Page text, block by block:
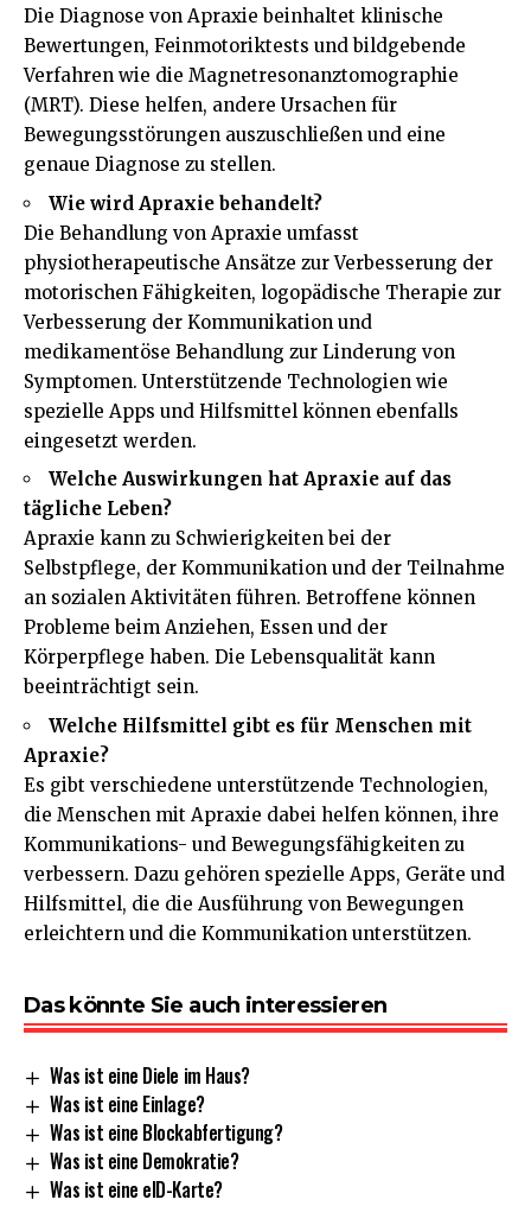
Die Diagnose von Apraxie beinhaltet klinische
Bewertungen, Feinmotoriktests und bildgebende
Verfahren wie die Magnetresonanztomographie
(MRT). Diese helfen, andere Ursachen für
Bewegungsstörungen auszuschließen und eine
genaue Diagnose zu stellen.
Wie wird Apraxie behandelt?
Die Behandlung von Apraxie umfasst
physiotherapeutische Ansätze zur Verbesserung der
motorischen Fähigkeiten, logopädische Therapie zur
Verbesserung der Kommunikation und
medikamentöse Behandlung zur Linderung von
Symptomen. Unterstützende Technologien wie
spezielle Apps und Hilfsmittel können ebenfalls
eingesetzt werden.
Welche Auswirkungen hat Apraxie auf das
tägliche Leben?
Apraxie kann zu Schwierigkeiten bei der
Selbstpflege, der Kommunikation und der Teilnahme
an sozialen Aktivitäten führen. Betroffene können
Probleme beim Anziehen, Essen und der
Körperpflege haben. Die Lebensqualität kann
beeinträchtigt sein.
Welche Hilfsmittel gibt es für Menschen mit
Apraxie?
Es gibt verschiedene unterstützende Technologien,
die Menschen mit Apraxie dabei helfen können, ihre
Kommunikations- und Bewegungsfähigkeiten zu
verbessern. Dazu gehören spezielle Apps, Geräte und
Hilfsmittel, die die Ausführung von Bewegungen
erleichtern und die Kommunikation unterstützen.
Das könnte Sie auch interessieren
Was ist eine Diele im Haus?
Was ist eine Einlage?
Was ist eine Blockabfertigung?
Was ist eine Demokratie?
Was ist eine eID-Karte?